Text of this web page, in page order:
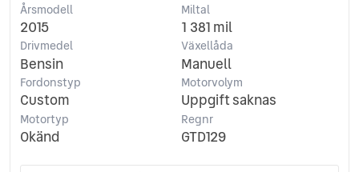
Årsmodell
2015
Miltal
1 381 mil
Drivmedel
Bensin
Växellåda
Manuell
Fordonstyp
Custom
Motorvolym
Uppgift saknas
Motortyp
Okänd
Regnr
GTD129